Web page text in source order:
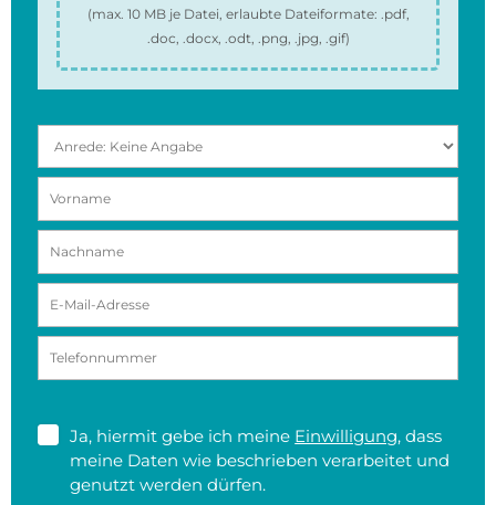
(max. 10 MBje Datei, erlaubte Dateiformate: .pdf,
.doc, .docx, .odt, .png, .jpg, .gif)
Ja, hiermit gebe ich meine Einwilligung, dass
meine Daten wie beschrieben verarbeitet und
genutzt werden dürfen.